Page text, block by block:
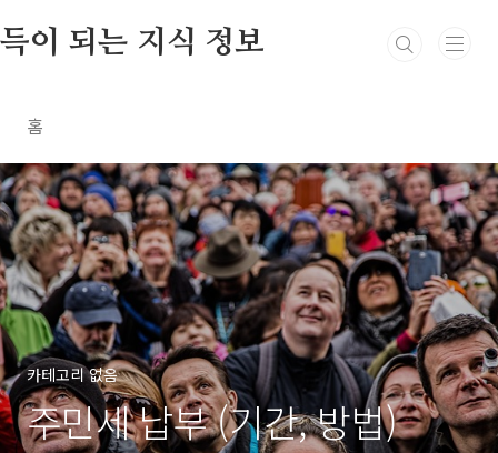
득이 되는 지식 정보
홈
카테고리 없음
주민세 납부 (기간, 방법)